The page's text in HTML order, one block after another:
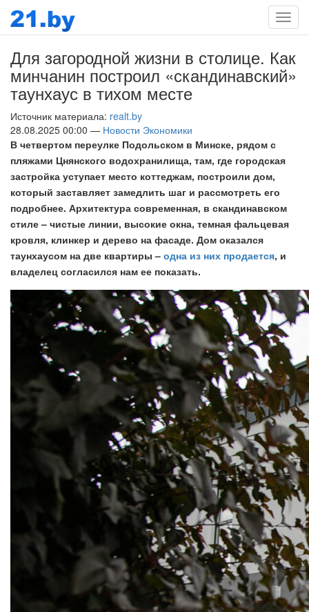
Меню
Для загородной жизни в столице. Как
минчанин построил «скандинавский»
таунхаус в тихом месте
Источник материала: realt.by
28.08.2025 00:00 — Новости Экономики
В четвертом переулке Подольском в Минске, рядом с
пляжами Цнянского водохранилища, там, где городская
застройка уступает место коттеджам, построили дом,
который заставляет замедлить шаг и рассмотреть его
подробнее. Архитектура современная, в скандинавском
стиле – чистые линии, высокие окна, темная фальцевая
кровля, клинкер и дерево на фасаде. Дом оказался
таунхаусом на две квартиры – одна из них продается, и
владелец согласился нам ее показать.